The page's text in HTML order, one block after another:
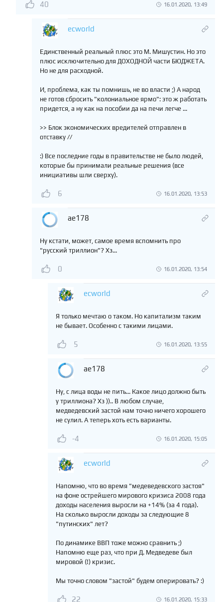
40 16.01.2020, 13:49
ecworld
Единственный реальный плюс это М. Мишустин. Но это
плюс исключительно для ДОХОДНОЙ части БЮДЖЕТА.
Но не для расходной.
И, проблема, как ты помнишь, не во власти ;) А народ
не готов сбросить "колониальное ярмо": это ж работать
придется, а ну как на пособии да на печи легче ...
>> Блок экономических вредителей отправлен в
отставку //
:) Все последние годы в правительстве не было людей,
которые бы принимали реальные решения (все
инициативы шли сверху).
6 16.01.2020, 13:53
ae178
Ну кстати, может, самое время вспомнить про
"русский триллион"? Хз...
0 16.01.2020, 13:54
ecworld
Я только мечтаю о таком. Но капитализм таким
не бывает. Особенно с такими лицами.
5 16.01.2020, 13:55
ae178
Ну, с лица воды не пить... Какое лицо должно быть
у триллиона? Хз )).. В любом случае,
медведевский застой нам точно ничего хорошего
не сулил. А теперь хоть есть варианты.
-4 16.01.2020, 15:05
ecworld
Напомню, что во время "медеведевского застоя"
на фоне острейшего мирового кризиса 2008 года
доходы населения выросли на +14% (за 4 года).
На сколько выросли доходы за следующие 8
"путинских" лет?
По динамике ВВП тоже можно сравнить ;)
Напомню еще раз, что при Д. Медведеве был
мировой (!) кризис.
Мы точно словом "застой" будем оперировать? :)
22 16.01.2020, 15:33